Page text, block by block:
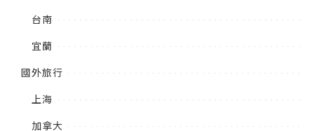
台南
宜蘭
國外旅行
上海
加拿大